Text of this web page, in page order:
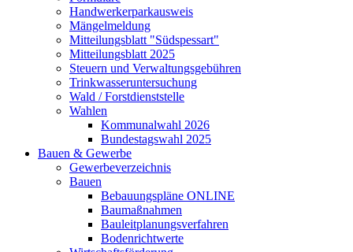
Handwerkerparkausweis
Mängelmeldung
Mitteilungsblatt "Südspessart"
Mitteilungsblatt 2025
Steuern und Verwaltungsgebühren
Trinkwasseruntersuchung
Wald / Forstdienststelle
Wahlen
Kommunalwahl 2026
Bundestagswahl 2025
Bauen & Gewerbe
Gewerbeverzeichnis
Bauen
Bebauungspläne ONLINE
Baumaßnahmen
Bauleitplanungsverfahren
Bodenrichtwerte